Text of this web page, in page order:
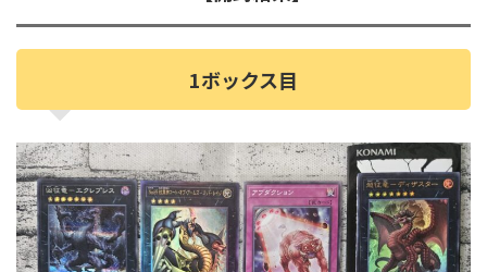
1ボックス目